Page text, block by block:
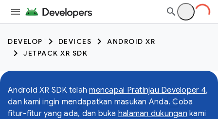
DEVELOP DEVICES
ANDROID XR
JETPACK XR SDK
Android XR SDK telahmencapai Pratinjau Developer 4,
dan kami ingin mendapatkan masukan Anda. Coba
fitur-fitur yang ada, dan buka halaman dukungan kami